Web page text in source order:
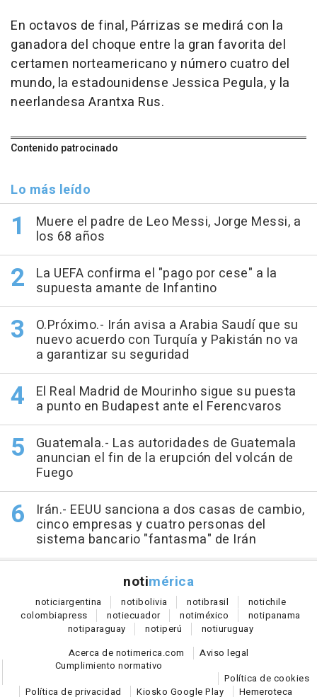
En octavos de final, Párrizas se medirá con la
ganadora del choque entre la gran favorita del
certamen norteamericano y número cuatro del
mundo, la estadounidense Jessica Pegula, y la
neerlandesa Arantxa Rus.
Contenido patrocinado
Lo más leído
Muere el padre de Leo Messi, Jorge Messi, a
los 68 años
La UEFA confirma el "pago por cese" a la
supuesta amante de Infantino
O.Próximo.- Irán avisa a Arabia Saudí que su
nuevo acuerdo con Turquía y Pakistán no va
a garantizar su seguridad
El Real Madrid de Mourinho sigue su puesta
a punto en Budapest ante el Ferencvaros
Guatemala.- Las autoridades de Guatemala
anuncian el fin de la erupción del volcán de
Fuego
Irán.- EEUU sanciona a dos casas de cambio,
cinco empresas y cuatro personas del
sistema bancario "fantasma" de Irán
notimérica
noticiargentina notibolivia notibrasil notichile
colombiapress notiecuador notiméxico notipanama
notiparaguay notiperú notiuruguay
Acerca de notimerica.com
Aviso legal
Cumplimiento normativo
Política de cookies
Política de privacidad
Kiosko Google Play Hemeroteca